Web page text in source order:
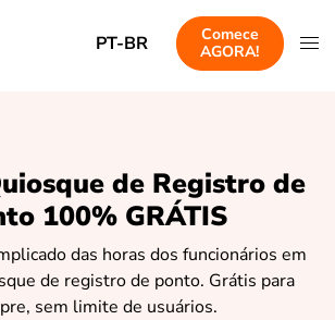
PT-BR
Comece
AGORA!
de Registro de
100% GRÁTIS
das horas dos funcionários em
de registro de ponto. Grátis para
sem limite de usuários.